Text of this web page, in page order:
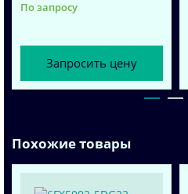
По запросу
Запросить цену
Похожие товары